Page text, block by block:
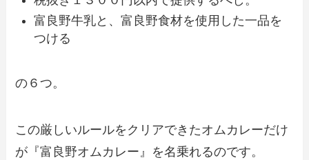
富良野牛乳と、富良野食材を使用した一品を
つける
の６つ。
この厳しいルールをクリアできたオムカレーだけ
が『富良野オムカレー』を名乗れるのです。